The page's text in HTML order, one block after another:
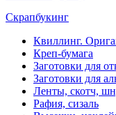
Скрапбукинг
Квиллинг.
Креп-бумага
Заготовки для
Заготовки для
Ленты, скотч,
Рафия, сизаль